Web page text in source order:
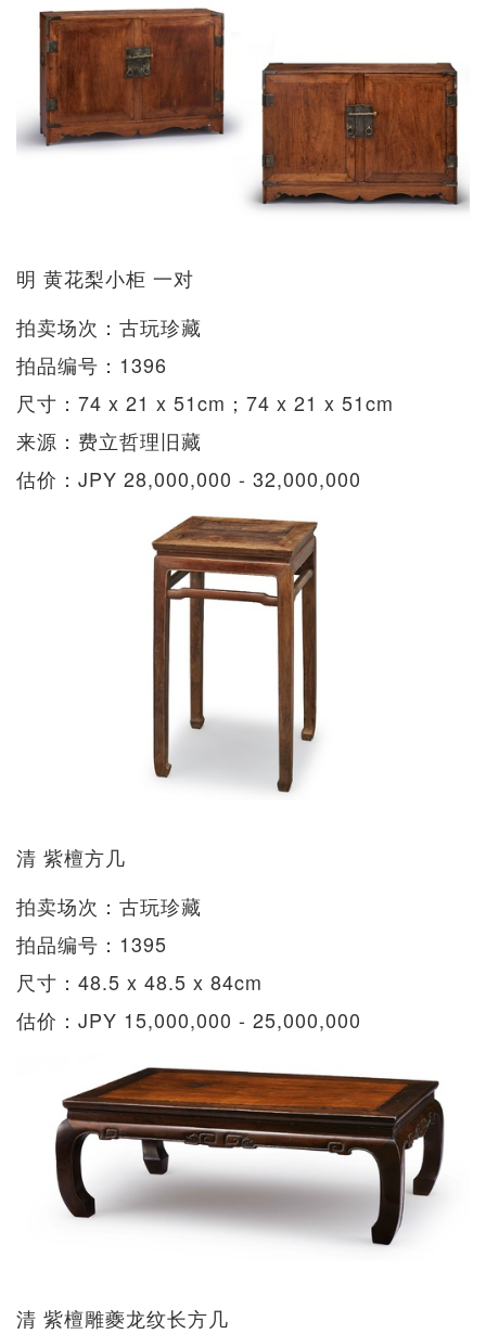
明 黄花梨小柜 一对
拍卖场次：古玩珍藏
拍品编号：1396
尺寸：74 x 21 x 51cm；74 x 21 x 51cm
来源：费立哲理旧藏
估价：JPY 28,000,000 - 32,000,000
清 紫檀方几
拍卖场次：古玩珍藏
拍品编号：1395
尺寸：48.5 x 48.5 x 84cm
估价：JPY 15,000,000 - 25,000,000
清 紫檀雕夔龙纹长方几